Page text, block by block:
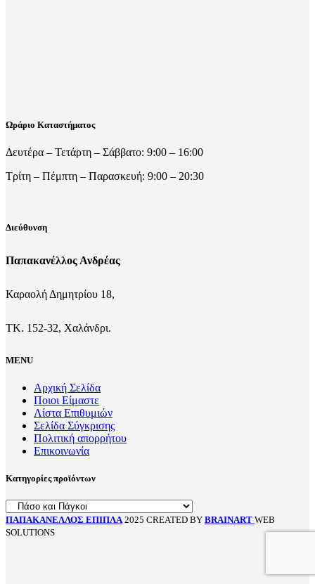
Ωράριο Καταστήματος
Δευτέρα – Τετάρτη – Σάββατο: 9:00 – 16:00
Τρίτη – Πέμπτη – Παρασκευή: 9:00 – 20:30
Διεύθυνση
Παπακανέλλος Ανδρέας
Καραολή Δημητρίου 18,
ΤΚ. 152-32, Χαλάνδρι.
MENU
Αρχική Σελίδα
Ποιοι Είμαστε
Λίστα Επιθυμιών
Σελίδα Σύγκρισης
Πολιτική απορρήτου
Επικοινωνία
Κατηγορίες προϊόντων
ΠΑΠΑΚΑΝΕΛΛΟΣ ΕΠΙΠΛΑ 2025 CREATED BY BRAINART WEB
SOLUTIONS